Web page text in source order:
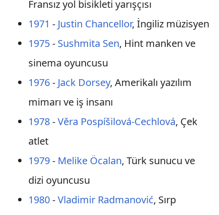
Fransız yol bisikleti yarışçısı
1971 - Justin Chancellor, İngiliz müzisyen
1975- Sushmita Sen, Hint manken ve
sinema oyuncusu
1976- Jack Dorsey, Amerikalı yazılım
mimarı ve iş insanı
1978-Věra Pospíšilová-Cechlová, Çek
atlet
1979- Melike Öcalan, Türk sunucu ve
dizi oyuncusu
1980-Vladimir Radmanović, Sırp